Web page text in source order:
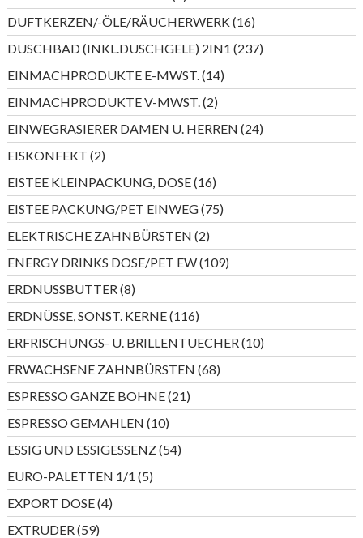
Produkte
DUFTKERZEN/-ÖLE/RÄUCHERWERK 1616
Produkte
DUSCHBAD (INKL.DUSCHGELE) 2IN1 237237
Produkte
EINMACHPRODUKTE E-MWST. 1414
Produkte
EINMACHPRODUKTE V-MWST. 22
Produkte
EINWEGRASIERER DAMEN U. HERREN 2424
Produkte
EISKONFEKT 22
Produkte
EISTEE KLEINPACKUNG, DOSE 1616
Produkte
EISTEE PACKUNG/PET EINWEG 7575
Produkte
ELEKTRISCHE ZAHNBÜRSTEN 22
Produkte
ENERGY DRINKS DOSE/PET EW 109109
Produkte
ERDNUSSBUTTER 88
Produkte
ERDNÜSSE, SONST. KERNE 116116
Produkte
ERFRISCHUNGS- U. BRILLENTUECHER 1010
Produkte
ERWACHSENE ZAHNBÜRSTEN 6868
Produkte
ESPRESSO GANZE BOHNE 2121
Produkte
ESPRESSO GEMAHLEN 1010
Produkte
ESSIG UND ESSIGESSENZ 5454
Produkte
EURO-PALETTEN 1/1 55
Produkte
EXPORT DOSE 44
Produkte
EXTRUDER 5959